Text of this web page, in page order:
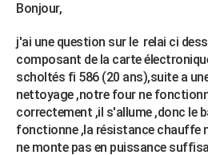
Essais
Réserver un essai
Citadines
Berlines
SUV
Forum auto
+HIGH-TECH
Mobiles
Meilleur smartphone
Internet
Ordinateurs
Jeux vidéo
Guide high-tech
+BRICOLAGE
Forum
Aménagement intérieur
Extérieur
Cuisine
Salle de bains
Jardinage
Rangement
WEEK-END
Guides de France
Escapades
Patrimoine
Expositions
Musées
Week-end nature
+LIFESTYLE
Art de vivre
Bien-être
Loisirs
Mode
Modes de vie
SANTE
Bonjour,
j'ai une question sur le relai ci
composant de la carte
scholtés fi 586 (20 ans),suite a
nettoyage ,notre four ne
correctement ,il s'allume ,donc le
fonctionne ,la résistance chauffe
ne monte pas en puissance